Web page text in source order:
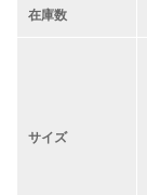
在庫数
サイズ